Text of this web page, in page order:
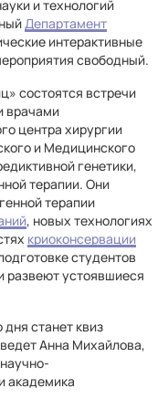
и технологий
Департамент
интерактивные
свободный.
состоятся встречи
врачами
центра хирургии
и Медицинского
генетики,
терапии. Они
терапии
, новых технологиях
криоконсервации
студентов
развеют устоявшиеся
станет квиз
Анна Михайлова,
академика